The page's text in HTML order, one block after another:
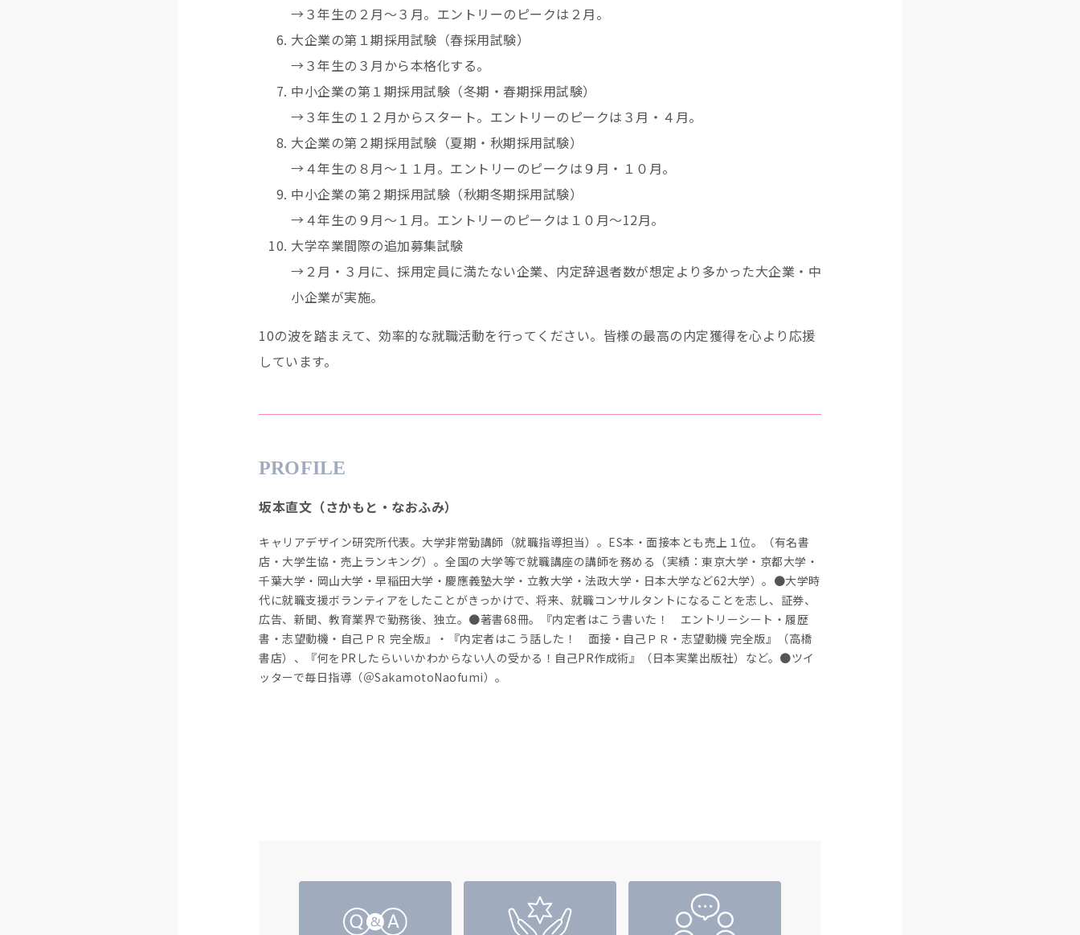
→３年生の２月～３月。エントリーのピークは２月。
大企業の第１期採用試験（春採用試験）
→３年生の３月から本格化する。
中小企業の第１期採用試験（冬期・春期採用試験）
→３年生の１２月からスタート。エントリーのピークは３月・４月。
大企業の第２期採用試験（夏期・秋期採用試験）
→４年生の８月～１１月。エントリーのピークは９月・１０月。
中小企業の第２期採用試験（秋期冬期採用試験）
→４年生の９月～１月。エントリーのピークは１０月～12月。
大学卒業間際の追加募集試験
→２月・３月に、採用定員に満たない企業、内定辞退者数が想定より多かった大企業・中
小企業が実施。
10の波を踏まえて、効率的な就職活動を行ってください。皆様の最高の内定獲得を心より応援
しています。
PROFILE
坂本直文（さかもと・なおふみ）
キャリアデザイン研究所代表。大学非常勤講師（就職指導担当）。ES本・面接本とも売上１位。（有名書
店・大学生協・売上ランキング）。全国の大学等で就職講座の講師を務める（実績：東京大学・京都大学・
千葉大学・岡山大学・早稲田大学・慶應義塾大学・立教大学・法政大学・日本大学など62大学）。●大学時
代に就職支援ボランティアをしたことがきっかけで、将来、就職コンサルタントになることを志し、証券、
広告、新聞、教育業界で勤務後、独立。●著書68冊。『内定者はこう書いた！ エントリーシート・履歴
書・志望動機・自己ＰＲ 完全版』・『内定者はこう話した！ 面接・自己ＰＲ・志望動機 完全版』（高橋
書店）、『何をPRしたらいいかわからない人の受かる！自己PR作成術』（日本実業出版社）など。●ツイ
ッターで毎日指導（＠SakamotoNaofumi）。